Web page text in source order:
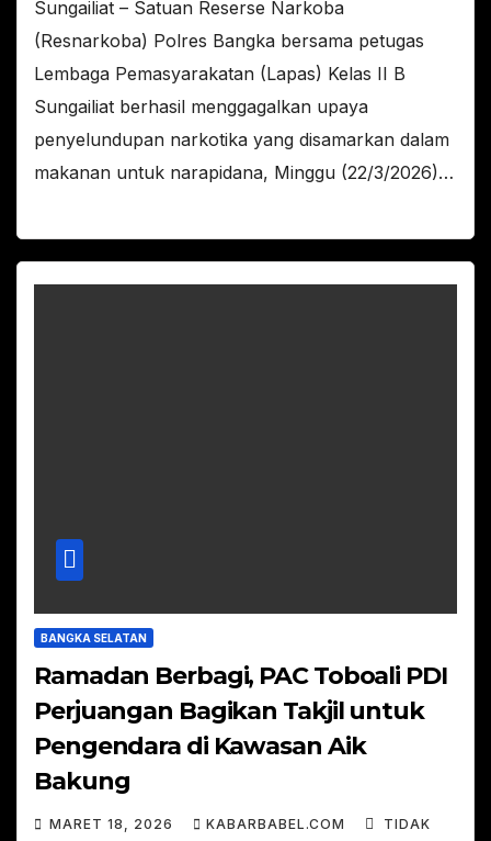
Sungailiat – Satuan Reserse Narkoba
(Resnarkoba) Polres Bangka bersama petugas
Lembaga Pemasyarakatan (Lapas) Kelas II B
Sungailiat berhasil menggagalkan upaya
penyelundupan narkotika yang disamarkan dalam
makanan untuk narapidana, Minggu (22/3/2026)…
BANGKA SELATAN
Ramadan Berbagi, PAC Toboali PDI
Perjuangan Bagikan Takjil untuk
Pengendara di Kawasan Aik
Bakung
MARET 18, 2026 KABARBABEL.COM TIDAK